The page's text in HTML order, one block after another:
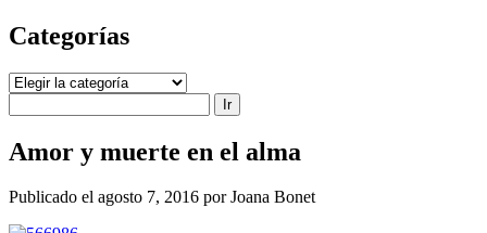
Categorías
Categorías
Amor y muerte en el alma
Publicado el agosto 7, 2016 por Joana Bonet